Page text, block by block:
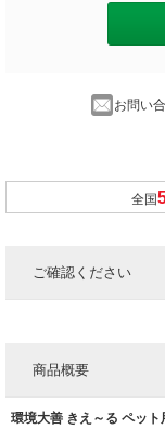
お問い
全国
ご確認ください
商品概要
環境大善 きえ～る ペッ